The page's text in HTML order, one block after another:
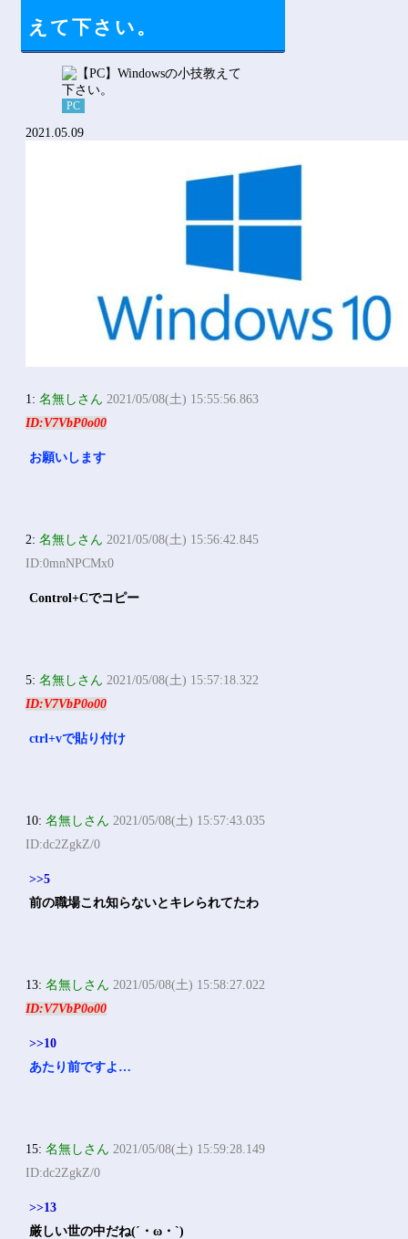
えて下さい。
PC
2021.05.09
1:名無しさん 2021/05/08(土) 15:55:56.863
ID:V7VbP0o00
お願いします
2:名無しさん 2021/05/08(土) 15:56:42.845
ID:0mnNPCMx0
Control+Cでコピー
5:名無しさん 2021/05/08(土) 15:57:18.322
ID:V7VbP0o00
ctrl+vで貼り付け
10:名無しさん 2021/05/08(土) 15:57:43.035
ID:dc2ZgkZ/0
>>5
前の職場これ知らないとキレられてたわ
13:名無しさん 2021/05/08(土) 15:58:27.022
ID:V7VbP0o00
>>10
あたり前ですよ…
15:名無しさん 2021/05/08(土) 15:59:28.149
ID:dc2ZgkZ/0
>>13
厳しい世の中だね(´・ω・`)